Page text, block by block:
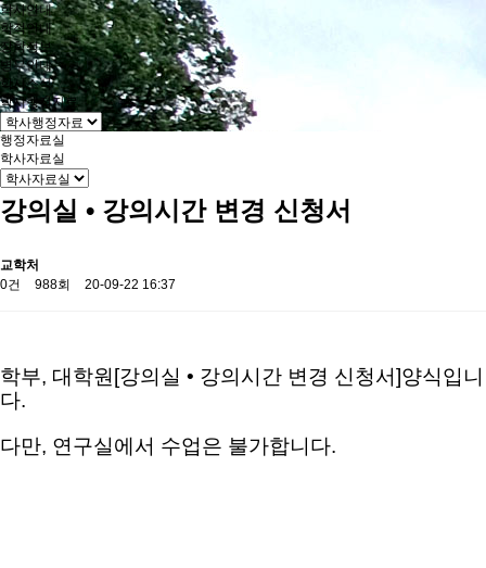
학사안내
학적안내
장학정보
병무안내
학사소식
학사행정자료
행정자료실
학사자료실
강의실 • 강의시간 변경 신청서
교학처
0건
988회 20-09-22 16:37
학부, 대학원[강의실 • 강의시간 변경 신청서]양식입니
다.
다만, 연구실에서 수업은 불가합니다.